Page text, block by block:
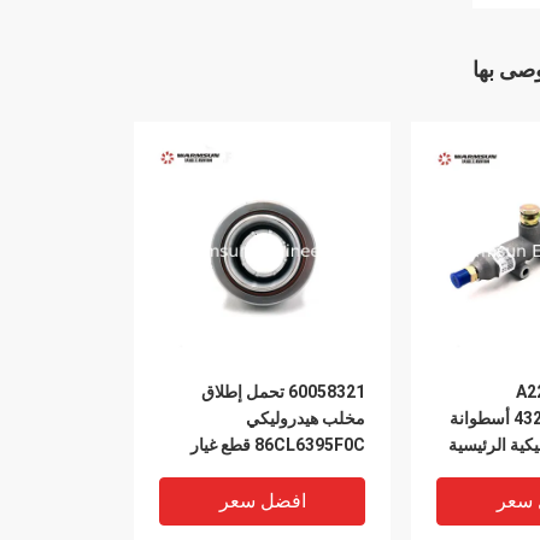
بها
60058321 تحمل إطلاق
مخلب هيدروليكي
86CL6395F0C قطع غيار
افضل سعر
43271200130SG أسطوانة
الرئيسية
سعر